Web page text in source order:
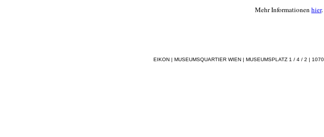
Mehr Informationen hier.
EIKON | MUSEUMSQUARTIER WIEN | MUSEUMSPLATZ 1 / 4 / 2 |